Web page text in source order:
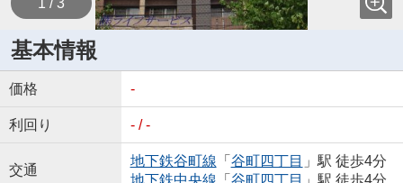
基本情報
価格 -
利回り - / -
交通
地下鉄谷町線 「 谷町四丁目 」駅 徒歩4分
地下鉄中央線 「 谷町四丁目 」駅 徒歩4分